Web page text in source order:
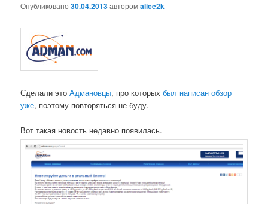
Опубликовано30.04.2013авторомalice2k
Сделали этоАдмановцы, про которыхбыл написан обзор
уже, поэтому повторяться не буду.
Вот такая новость недавно появилась.